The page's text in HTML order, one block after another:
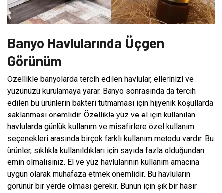
Banyo Havlularında Üçgen
Görünüm
Özellikle banyolarda tercih edilen havlular, ellerinizi ve
yüzünüzü kurulamaya yarar. Banyo sonrasında da tercih
edilen bu ürünlerin bakteri tutmaması için hijyenik koşullarda
saklanması önemlidir. Özellikle yüz ve el için kullanılan
havlularda günlük kullanım ve misafirlere özel kullanım
seçenekleri arasında birçok farklı kullanım metodu vardır. Bu
ürünler, sıklıkla kullanıldıkları için sayıda fazla olduğundan
emin olmalısınız. El ve yüz havlularının kullanım amacına
uygun olarak muhafaza etmek önemlidir. Bu havluların
görünür bir yerde olması gerekir. Bunun için şık bir hasır